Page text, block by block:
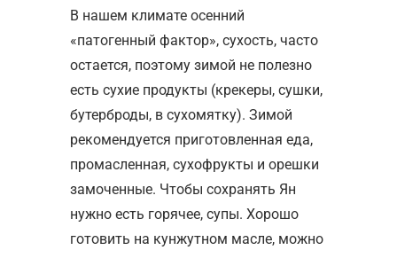
В нашем климате осенний
«патогенный фактор», сухость, часто
остается, поэтому зимой не полезно
есть сухие продукты (крекеры, сушки,
бутерброды, в сухомятку). Зимой
рекомендуется приготовленная еда,
промасленная, сухофрукты и орешки
замоченные. Чтобы сохранять Ян
нужно есть горячее, супы. Хорошо
готовить на кунжутном масле, можно